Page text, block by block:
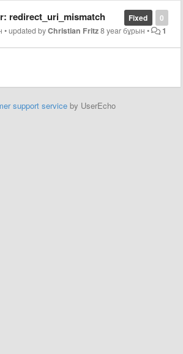
0
Fixed
redirect_uri_mismatch
•updated byChristian Fritz8 year бұрын • 1
support service by UserEcho